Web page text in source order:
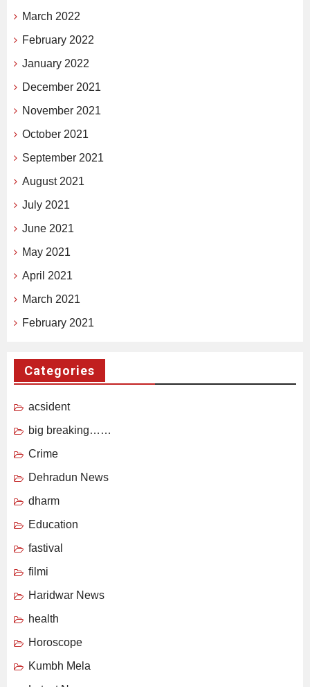
March 2022
February 2022
January 2022
December 2021
November 2021
October 2021
September 2021
August 2021
July 2021
June 2021
May 2021
April 2021
March 2021
February 2021
Categories
acsident
big breaking……
Crime
Dehradun News
dharm
Education
fastival
filmi
Haridwar News
health
Horoscope
Kumbh Mela